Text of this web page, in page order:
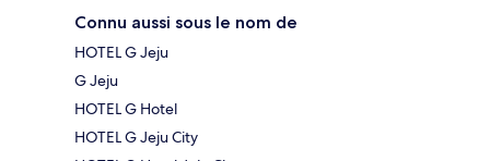
Connu aussi sous le nom de
HOTEL G Jeju
G Jeju
HOTEL G Hotel
HOTEL G Jeju City